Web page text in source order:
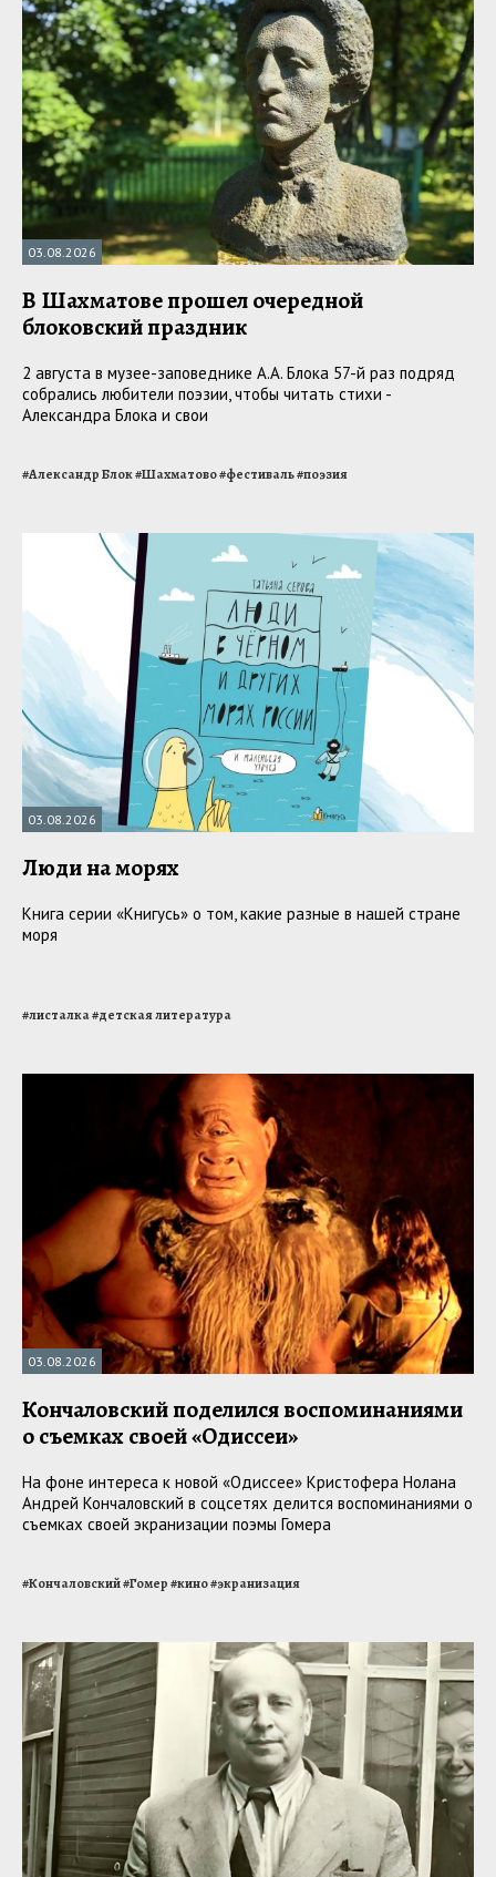
03.08.2026
В Шахматове прошел очередной
блоковский праздник
2 августа в музее-заповеднике А.А. Блока 57-й раз подряд
собрались любители поэзии, чтобы читать стихи -
Александра Блока и свои
#Александр Блок#Шахматово#фестиваль#поэзия
03.08.2026
Люди на морях
Книга серии «Книгусь» о том, какие разные в нашей стране
моря
#листалка#детская литература
03.08.2026
Кончаловский поделился воспоминаниями
о съемках своей «Одиссеи»
На фоне интереса к новой «Одиссее» Кристофера Нолана
Андрей Кончаловский в соцсетях делится воспоминаниями о
съемках своей экранизации поэмы Гомера
#Кончаловский#Гомер#кино#экранизация